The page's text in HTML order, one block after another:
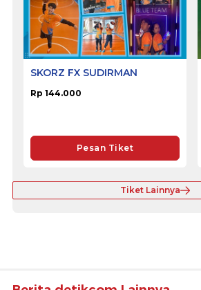
SKORZ FX SUDIRMAN
Rp 144.000
Pesan Tiket
Tiket Lainnya